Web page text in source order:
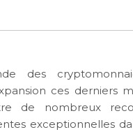
des
ces derniers
de nombreux
exceptionnelles